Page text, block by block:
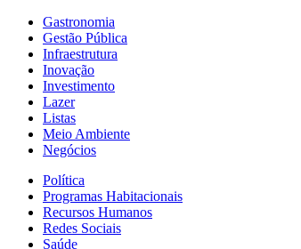
Gastronomia
Gestão Pública
Infraestrutura
Inovação
Investimento
Lazer
Listas
Meio Ambiente
Negócios
Política
Programas Habitacionais
Recursos Humanos
Redes Sociais
Saúde